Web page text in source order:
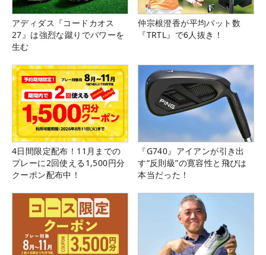
アディダス『コードカオス
27』は強烈な蹴りでパワーを
生む
仲宗根澄香が平均パット数
『TRTL』で6人抜き！
4日間限定配布！11月までの
プレーに2回使える1,500円分
クーポン配布中！
『G740』アイアンが引き出
す“反則級”の寛容性と飛びは
本当だった！